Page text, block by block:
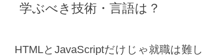
学ぶべき技術・言語は？
HTMLとJavaScriptだけじゃ就職は難し